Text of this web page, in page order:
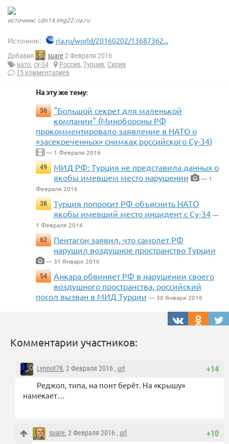
источник: cdn14.img22.ria.ru
Источник: ria.ru/world/20160202/13687362...
Добавил suare 2 Февраля 2016
нато, су-34 Россия, Турция, Сирия
15 комментариев
На эту же тему:
56
"Большой секpет для маленькой
компании" (Минобороны РФ
прокомментировало заявление в НАТО о
«засекреченных» снимках российского Су-34)
— 1 Февраля 2016
49
МИД РФ: Турция не представила данных о
якобы имевшем место нарушении
— 1
Февраля 2016
38
Турция попросит РФ объяснить НАТО
якобы имевший место инцидент с Су-34 —
1 Февраля 2016
62
Пентагон заявил, что самолет РФ
нарушил воздушное пространство Турции
— 31 Января 2016
54
Анкара обвиняет РФ в нарушении своего
воздушного пространства, российский
посол вызван в МИД Турции — 30 Января 2016
Комментарии участников:
+14
Lynnot78, 2 Февраля 2016 , url
Реджоп, типа, на понт берёт. На «крышу»
намекает…
+10
suare, 2 Февраля 2016 , url